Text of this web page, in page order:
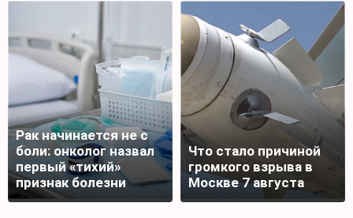
Рак начинается не с
боли: онколог назвал
первый «тихий»
признак болезни
Что стало причиной
громкого взрыва в
Москве 7 августа